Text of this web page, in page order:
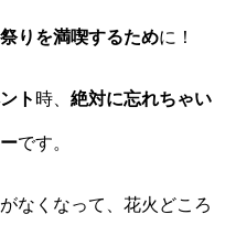
りを満喫するために！
ト 時、 絶対に忘れちゃい
です。
なくなって、花火どころ